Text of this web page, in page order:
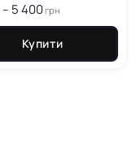
– 5 400 грн
range:
4 900
грн
Купити